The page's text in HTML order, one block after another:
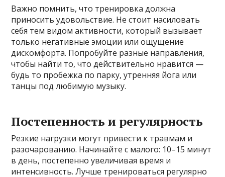
Важно помнить, что тренировка должна
приносить удовольствие. Не стоит насиловать
себя тем видом активности, который вызывает
только негативные эмоции или ощущение
дискомфорта. Попробуйте разные направления,
чтобы найти то, что действительно нравится —
будь то пробежка по парку, утренняя йога или
танцы под любимую музыку.
Постепенность и регулярность
Резкие нагрузки могут привести к травмам и
разочарованию. Начинайте с малого: 10–15 минут
в день, постепенно увеличивая время и
интенсивность. Лучше тренироваться регулярно